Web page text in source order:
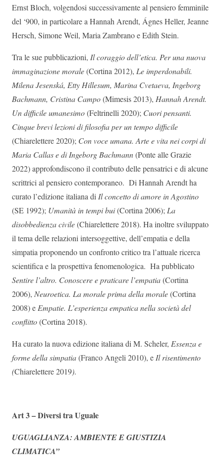
Ernst Bloch, volgendosi successivamente al pensiero femminile
del ‘900, in particolare a Hannah Arendt, Ágnes Heller, Jeanne
Hersch, Simone Weil, Maria Zambrano e Edith Stein.
Tra le sue pubblicazioni, Il coraggio dell’etica. Per una nuova
immaginazione morale(Cortina 2012), Le imperdonabili.
Milena Jesenská, Etty Hillesum, Marina Cvetaeva, Ingeborg
Bachmann, Cristina Campo(Mimesis 2013), Hannah Arendt.
Un difficile umanesimo(Feltrinelli 2020); Cuori pensanti.
Cinque brevi lezioni di filosofia per un tempo difficile
(Chiarelettere 2020); Con voce umana. Arte e vita nei corpi di
Maria Callas e di Ingeborg Bachmann(Ponte alle Grazie
2022) approfondiscono il contributo delle pensatrici e di alcune
scrittrici al pensiero contemporaneo. Di Hannah Arendt ha
curato l’edizione italiana diIl concetto di amore in Agostino
(SE 1992); Umanità in tempi bui(Cortina 2006);La
disobbedienza civile(Chiarelettere 2018). Ha inoltre sviluppato
il tema delle relazioni intersoggettive, dell’empatia e della
simpatia proponendo un confronto critico tra l’attuale ricerca
scientifica e la prospettiva fenomenologica. Ha pubblicato
Sentire l’altro. Conoscere e praticare l’empatia(Cortina
2006), Neuroetica. La morale prima della morale(Cortina
2008) eEmpatie. L’esperienza empatica nella società del
conflitto(Cortina 2018).
Ha curato la nuova edizione italiana di M. Scheler, Essenza e
forme della simpatia(Franco Angeli 2010), eIl risentimento
(Chiarelettere 2019).
Art 3 – Diversi tra Uguale
UGUAGLIANZA: AMBIENTE E GIUSTIZIA
CLIMATICA”